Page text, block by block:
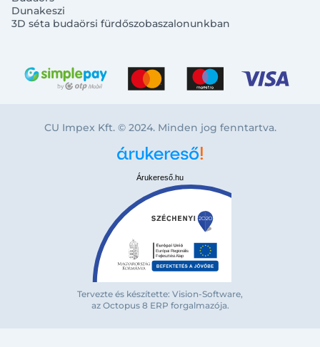
Bejelentkezés e-mail-címmel
Dunakeszi
3D séta budaörsi fürdőszobaszalonunkban
CU Impex Kft. © 2024. Minden jog fenntartva.
Árukereső.hu
Tervezte és készítette: Vision-Software,
az Octopus 8 ERP forgalmazója.